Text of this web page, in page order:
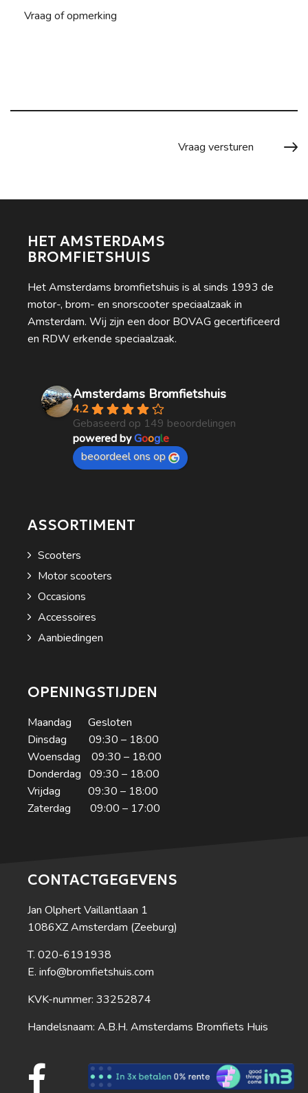
HET AMSTERDAMS
BROMFIETSHUIS
Het Amsterdams bromfietshuis is al sinds 1993 de
motor-, brom- en snorscooter speciaalzaak in
Amsterdam. Wij zijn een door BOVAG gecertificeerd
en RDW erkende speciaalzaak.
Amsterdams Bromfietshuis
4.2
Gebaseerd op 149 beoordelingen
powered byGoogle
beoordeel ons op
ASSORTIMENT
Scooters
Motor scooters
Occasions
Accessoires
Aanbiedingen
OPENINGSTIJDEN
Maandag Gesloten
Dinsdag 09:30 – 18:00
Woensdag 09:30 – 18:00
Donderdag 09:30 – 18:00
Vrijdag 09:30 – 18:00
Zaterdag 09:00 – 17:00
CONTACTGEGEVENS
Jan Olphert Vaillantlaan 1
1086XZ Amsterdam (Zeeburg)
020-6191938
info@bromfietshuis.com
KVK-nummer: 33252874
Handelsnaam: A.B.H. Amsterdams Bromfiets Huis